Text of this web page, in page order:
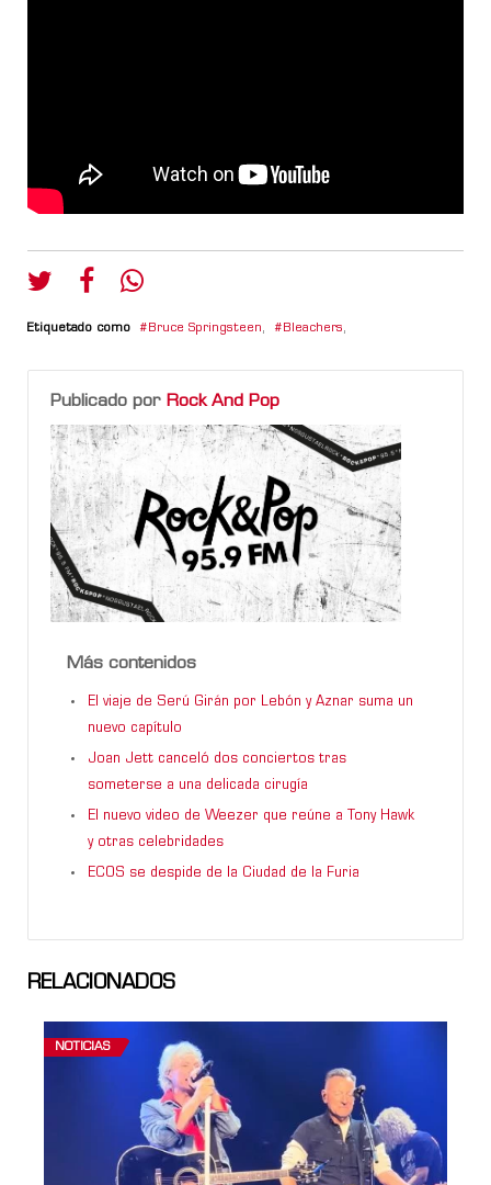
Etiquetado como Bruce Springsteen, Bleachers,
Publicado por Rock And Pop
Más contenidos
El viaje de Serú Girán por Lebón y Aznar suma un
nuevo capítulo
Joan Jett canceló dos conciertos tras
someterse a una delicada cirugía
El nuevo video de Weezer que reúne a Tony Hawk
y otras celebridades
ECOS se despide de la Ciudad de la Furia
RELACIONADOS
NOTICIAS